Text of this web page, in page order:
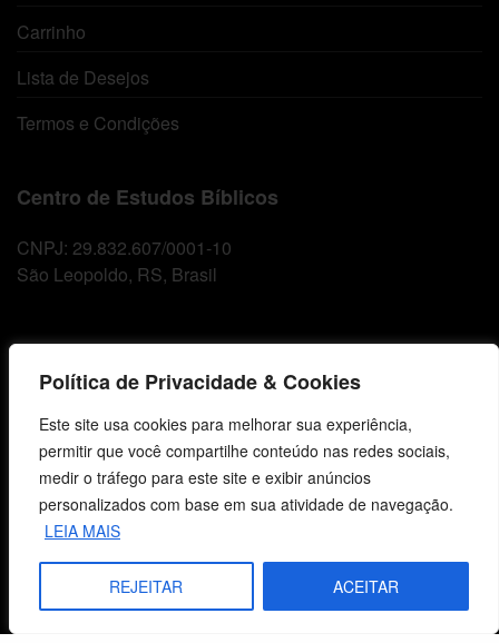
Política de Privacidade & Cookies
Este site usa cookies para melhorar sua experiência,
permitir que você compartilhe conteúdo nas redes sociais,
medir o tráfego para este site e exibir anúncios
personalizados com base em sua atividade de navegação.
LEIA MAIS
REJEITAR ACEITAR
Carrinho
Lista de Desejos
Termos e Condições
Centro de Estudos Bíblicos
CNPJ: 29.832.607/0001-10
São Leopoldo, RS, Brasil
vendas@cebi.org.br
comunicacao@cebi.org.br
WhatsApp / Vendas
+55 (51) 99734-4518
WhatsApp / Comunicação
+55 (51) 99799-3041